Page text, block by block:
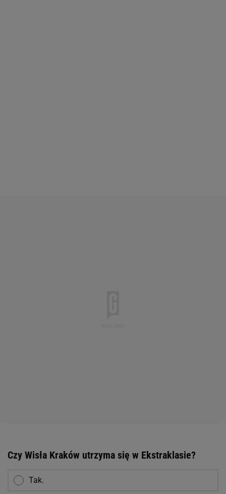
Czy Wisła Kraków utrzyma się w Ekstraklasie?
Tak.